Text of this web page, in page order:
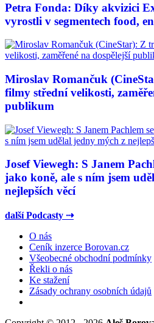
Petra Fonda: Díky akvizici
vyrostli v segmentech food,
Miroslav Romančuk
filmy střední velikosti,
publikum
Josef Viewegh: S Janem
jako koně, ale s ním jsem
nejlepších věcí
další Podcasty ⇢
O nás
Ceník inzerce Borovan.cz
Všeobecné obchodní podmínky
Řekli o nás
Ke stažení
Zásady ochrany osobních údajů